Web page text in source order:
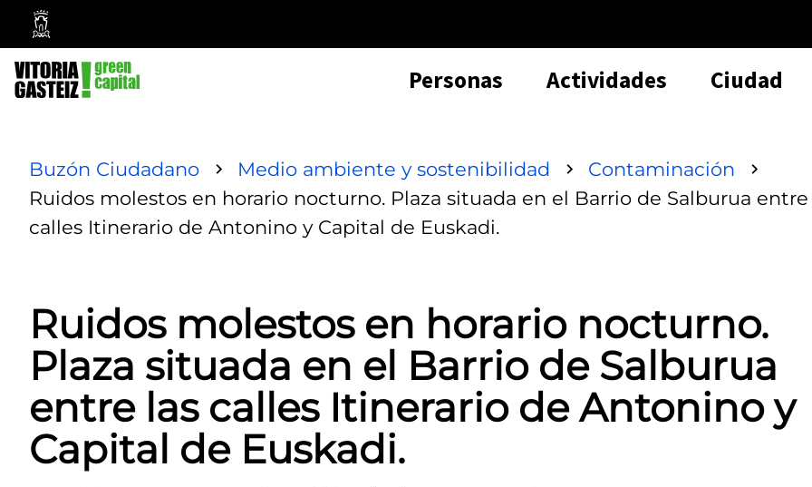
Ayuntamiento
Vitoria-
Gasteiz
Personas Actividades Ciudad
Buzón Ciudadano Medio ambiente y sostenibilidad
Contaminación
Ruidos molestos en horario nocturno. Plaza situada en el Barrio de Salburua entre
calles Itinerario de Antonino y Capital de Euskadi.
Ruidos molestos en horario nocturno.
Plaza situada en el Barrio de Salburua
entre las calles Itinerario de Antonino y
Capital de Euskadi.